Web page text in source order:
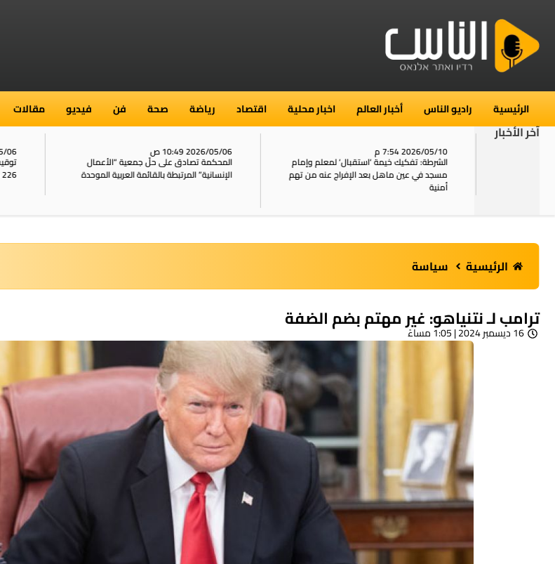
الرئيسية راديو الناس أخبار العالم اخبار محلية اقتصاد رياضة صحة فن فيديو مقالات
آخر الأخبار
2026/05/10 7:54 م
الشرطة: تفكيك خيمة ‘استقبال‘ لمعلم وإمام
مسجد في عين ماهل بعد الإفراج عنه من تهم
أمنية
2026/05/06 10:49 ص
المحكمة تصادق على حلّ جمعية “الأعمال
الإنسانية” المرتبطة بالقائمة العربية الموحدة
2026/05/
226 كم/س ونشر مقاطع خطيرة على الشبكات
الرئيسية سياسة
ترامب لـ نتنياهو: غير مهتم بضم الضفة
16 ديسمبر 2024 | 1:05 مساءً